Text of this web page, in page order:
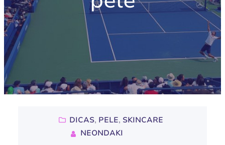
DICAS, PELE, SKINCARE
NEONDAKI